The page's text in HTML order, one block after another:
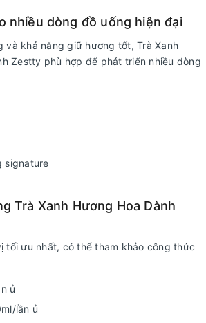
nhiều dòng đồ uống hiện đại
và khả năng giữ hương tốt, Trà Xanh
Zestty phù hợp để phát triển nhiều dòng
signature
Trà Xanh Hương Hoa Dành
tối ưu nhất, có thể tham khảo công thức
ủ
lần ủ